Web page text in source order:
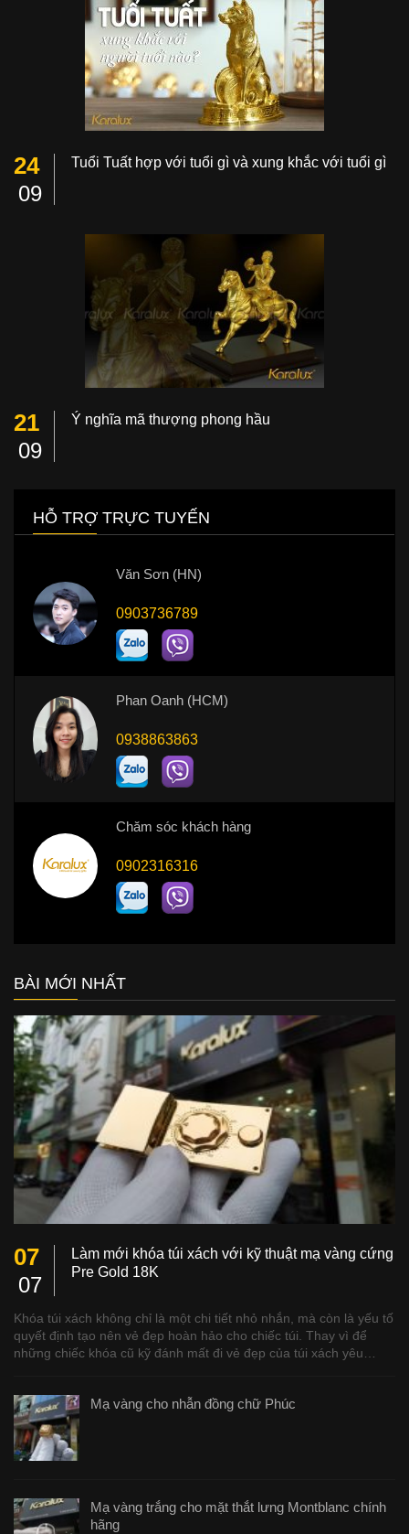
24
09
Tuổi Tuất hợp với tuổi gì và xung khắc với tuổi gì
21
09
Ý nghĩa mã thượng phong hầu
HỖ TRỢ TRỰC TUYẾN
Văn Sơn (HN)
0903736789
Phan Oanh (HCM)
0938863863
Chăm sóc khách hàng
0902316316
BÀI MỚI NHẤT
07
07
Làm mới khóa túi xách với kỹ thuật mạ vàng cứng
Pre Gold 18K
Khóa túi xách không chỉ là một chi tiết nhỏ nhắn, mà còn là yếu tố
quyết định tạo nên vẻ đẹp hoàn hảo cho chiếc túi. Thay vì để
những chiếc khóa cũ kỹ đánh mất đi vẻ đẹp của túi xách yêu…
Mạ vàng cho nhẫn đồng chữ Phúc
Mạ vàng trắng cho mặt thắt lưng Montblanc chính
hãng